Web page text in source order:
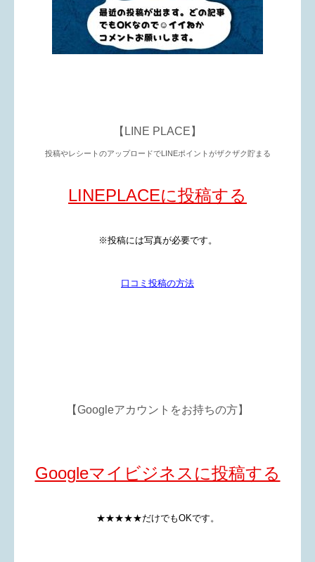
【LINE PLACE】
投稿やレシートのアップロードでLINEポイントがザクザク貯まる
LINEPLACEに投稿する
※投稿には写真が必要です。
口コミ投稿の方法
【Googleアカウントをお持ちの方】
Googleマイビジネスに投稿する
★★★★★だけでもOKです。